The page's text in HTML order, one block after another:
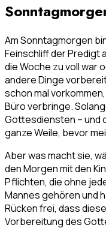
Am Sonntagmorgen
Feinschliff der Predigt
die Woche zu voll war
andere Dinge
schon mal
Büro verbringe.
Gottesdiensten – und
ganze Weile, bevor
Aber was macht sie,
den Morgen mit den
Pflichten, die ohne
Mannes gehören und
Rücken frei, dass
Vorbereitung des